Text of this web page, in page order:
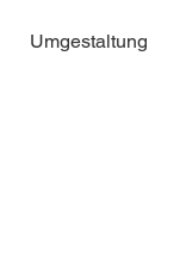
Umgestaltung